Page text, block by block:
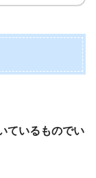
ているものでい